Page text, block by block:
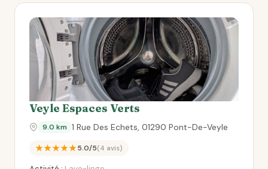
Veyle Espaces Verts
9.0 km 1 Rue Des Echets, 01290 Pont-De-Veyle
★★★★★5.0/5(4 avis)